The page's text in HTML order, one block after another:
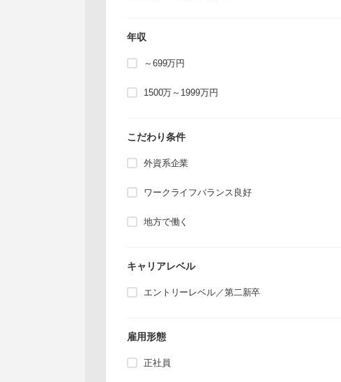
年収
～699万円
1500万～1999万円
こだわり条件
外資系企業
ワークライフバランス良好
地方で働く
キャリアレベル
エントリーレベル／第二新卒
雇用形態
正社員